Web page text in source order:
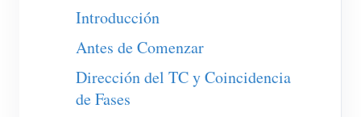
Cargador EV
Introducción
Antes de Comenzar
Dirección del TC y Coincidencia
de Fases